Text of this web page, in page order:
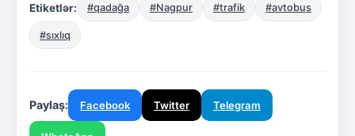
Etiketlər: #qadağa #Nagpur #trafik #avtobus
#sıxlıq
Paylaş: Facebook Twitter Telegram